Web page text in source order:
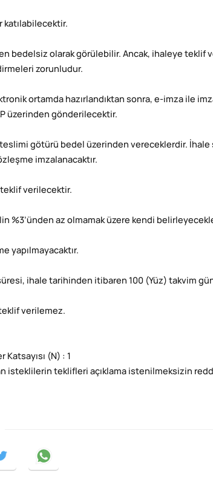
katılabilecektir.
bedelsiz olarak görülebilir. Ancak, ihaleye teklif
zorunludur.
ortamda hazırlandıktan sonra, e-imza ile
üzerinden gönderilecektir.
götürü bedel üzerinden vereceklerdir. İhale
imzalanacaktır.
teklif verilecektir.
%3’ünden az olmamak üzere kendi
yapılmayacaktır.
ihale tarihinden itibaren 100 (Yüz) takvim
verilemez.
Katsayısı (N) : 1
isteklilerin teklifleri açıklama istenilmeksizin